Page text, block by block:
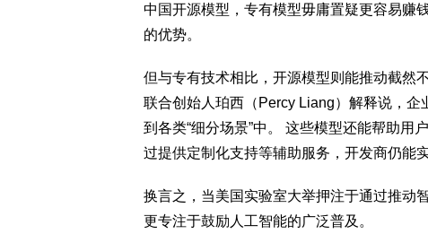
中国开源模型，专有模型毋庸置疑更容易赚
的优势。
但与专有技术相比，开源模型则能推动截然
联合创始人珀西（Percy Liang）解释说，
到各类“细分场景”中。 这些模型还能帮助用
过提供定制化支持等辅助服务，开发商仍能实
换言之，当美国实验室大举押注于通过推动
更专注于鼓励人工智能的广泛普及。